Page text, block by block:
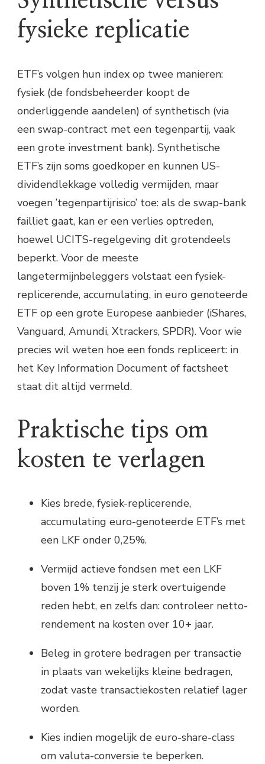
fysieke replicatie
ETF’s volgen hun index op twee manieren:
fysiek (de fondsbeheerder koopt de
onderliggende aandelen) of synthetisch (via
een swap-contract met een tegenpartij, vaak
een grote investment bank). Synthetische
ETF’s zijn soms goedkoper en kunnen US-
dividendlekkage volledig vermijden, maar
voegen ’tegenpartijrisico’ toe: als de swap-bank
failliet gaat, kan er een verlies optreden,
hoewel UCITS-regelgeving dit grotendeels
beperkt. Voor de meeste
langetermijnbeleggers volstaat een fysiek-
replicerende, accumulating, in euro genoteerde
ETF op een grote Europese aanbieder (iShares,
Vanguard, Amundi, Xtrackers, SPDR). Voor wie
precies wil weten hoe een fonds repliceert: in
het Key Information Document of factsheet
staat dit altijd vermeld.
Praktische tips om
kosten te verlagen
Kies brede, fysiek-replicerende,
accumulating euro-genoteerde ETF’s met
een LKF onder 0,25%.
Vermijd actieve fondsen met een LKF
boven 1% tenzij je sterk overtuigende
reden hebt, en zelfs dan: controleer netto-
rendement na kosten over 10+ jaar.
Beleg in grotere bedragen per transactie
in plaats van wekelijks kleine bedragen,
zodat vaste transactiekosten relatief lager
worden.
Kies indien mogelijk de euro-share-class
om valuta-conversie te beperken.